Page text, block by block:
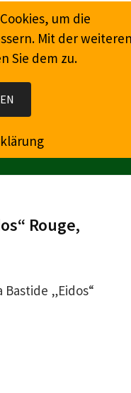
Präsente
Rouge,
Bastide „Eidos“
um die
Mit der
Sie dem zu.